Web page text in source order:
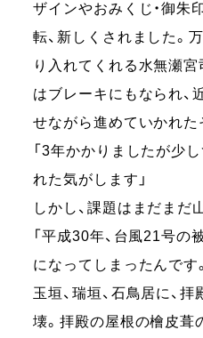
ザインやおみくじ・御朱
転、新しくされました。
り入れてくれる水無瀬宮
はブレーキにもなられ、
せながら進めていかれた
「3年かかりましたが少
れた気がします」
しかし、課題はまだまだ
「平成30年、台風21号
になってしまったんです
玉垣、瑞垣、石鳥居に、
壊。拝殿の屋根の檜皮葺